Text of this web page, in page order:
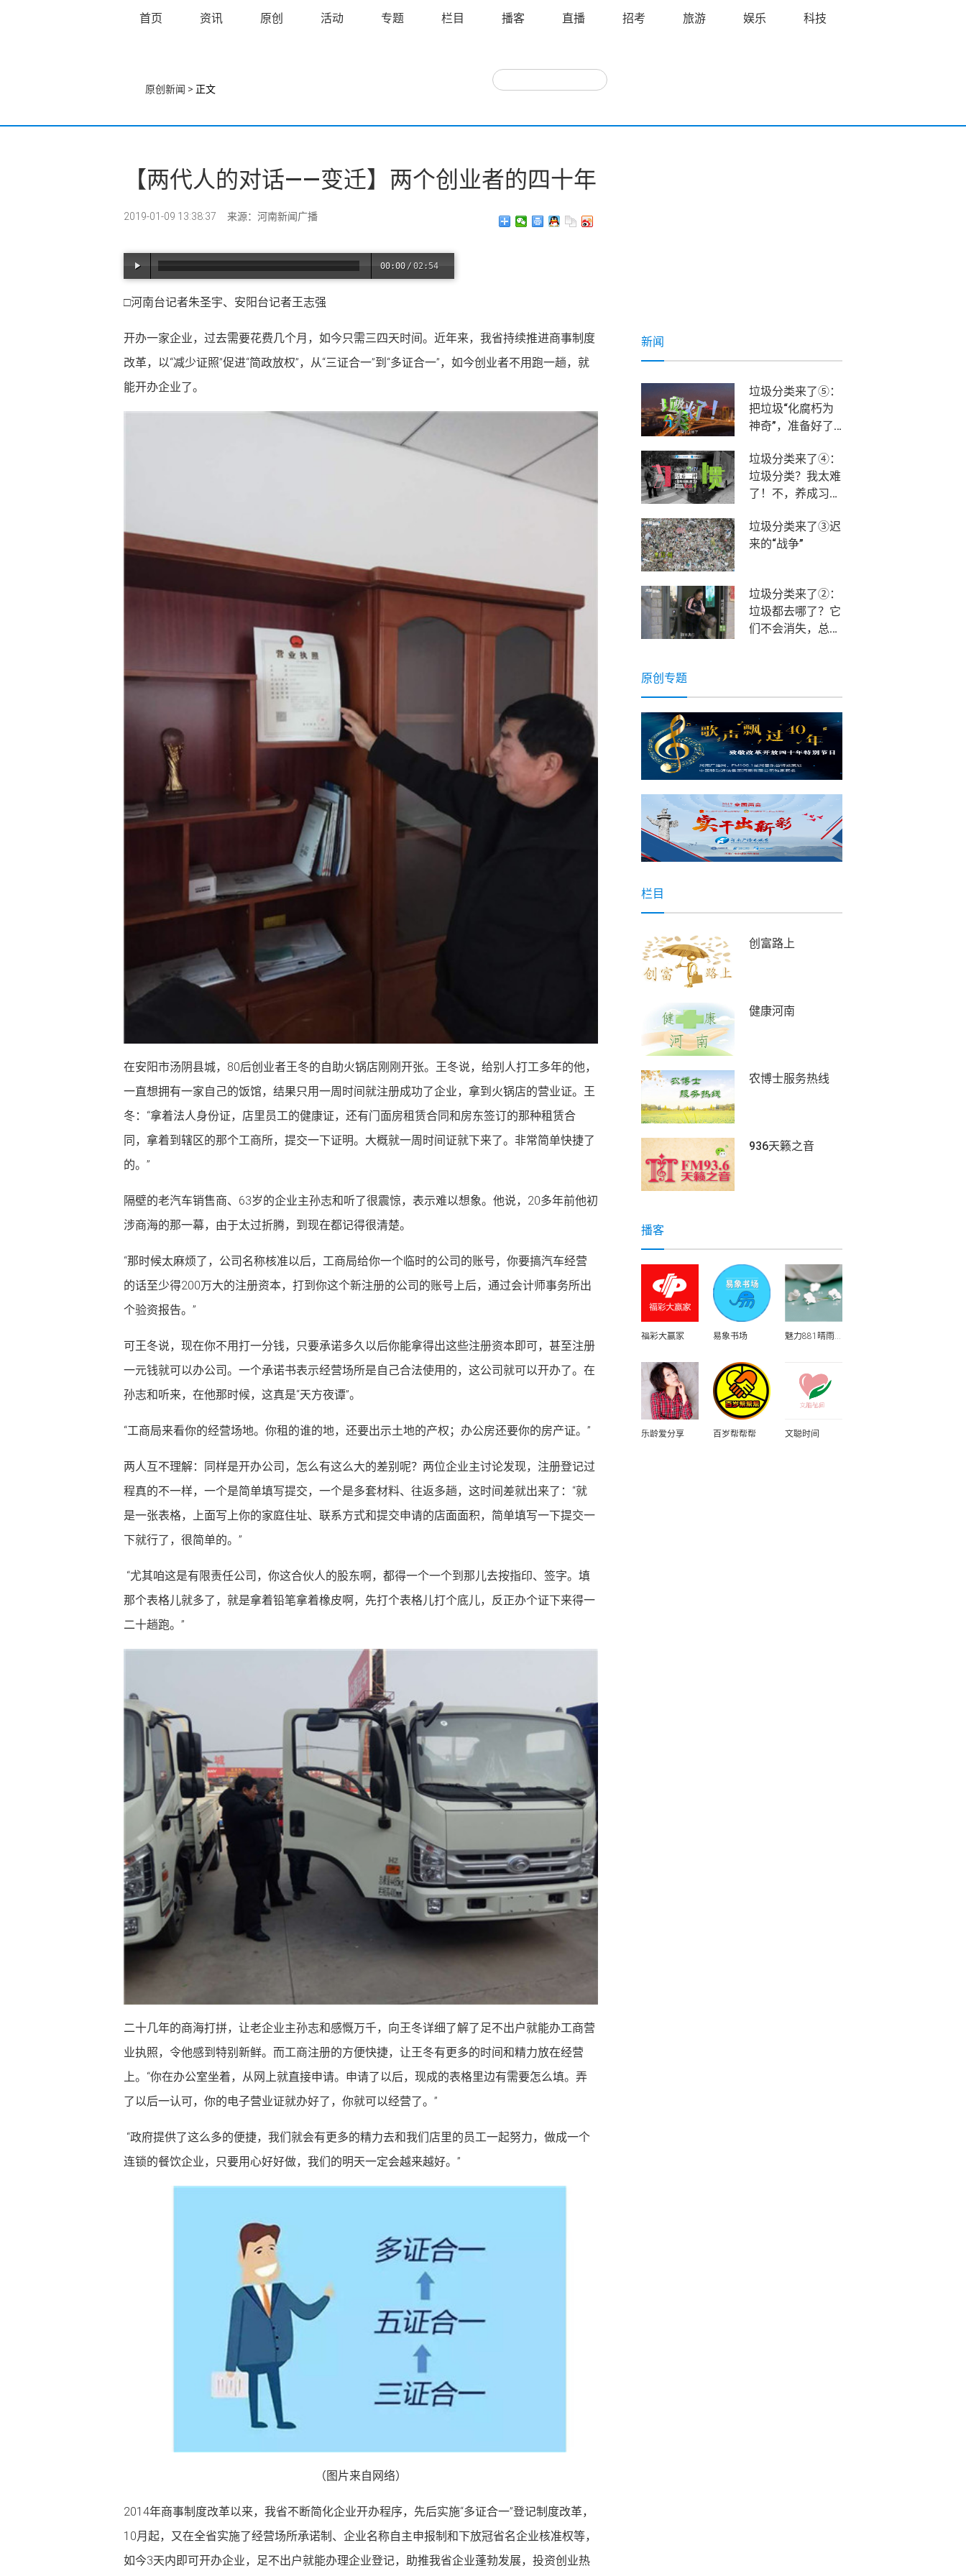
首页 资讯 原创 活动 专题 栏目 播客 直播 招考 旅游 娱乐 科技
原创新闻 > 正文
【两代人的对话——变迁】两个创业者的四十年
2019-01-09 13:38:37 来源：河南新闻广播
00:00 /02:54
□河南台记者朱圣宇、安阳台记者王志强
开办一家企业，过去需要花费几个月，如今只需三四天时间。近年来，我省持续推进商事制度
改革，以“减少证照”促进“简政放权”，从“三证合一”到“多证合一”，如今创业者不用跑一趟，就
能开办企业了。
在安阳市汤阴县城，80后创业者王冬的自助火锅店刚刚开张。王冬说，给别人打工多年的他，
一直想拥有一家自己的饭馆，结果只用一周时间就注册成功了企业，拿到火锅店的营业证。王
冬：“拿着法人身份证，店里员工的健康证，还有门面房租赁合同和房东签订的那种租赁合
同，拿着到辖区的那个工商所，提交一下证明。大概就一周时间证就下来了。非常简单快捷了
的。”
隔壁的老汽车销售商、63岁的企业主孙志和听了很震惊，表示难以想象。他说，20多年前他初
涉商海的那一幕，由于太过折腾，到现在都记得很清楚。
“那时候太麻烦了，公司名称核准以后，工商局给你一个临时的公司的账号，你要搞汽车经营
的话至少得200万大的注册资本，打到你这个新注册的公司的账号上后，通过会计师事务所出
个验资报告。”
可王冬说，现在你不用打一分钱，只要承诺多久以后你能拿得出这些注册资本即可，甚至注册
一元钱就可以办公司。一个承诺书表示经营场所是自己合法使用的，这公司就可以开办了。在
孙志和听来，在他那时候，这真是“天方夜谭”。
“工商局来看你的经营场地。你租的谁的地，还要出示土地的产权；办公房还要你的房产证。”
两人互不理解：同样是开办公司，怎么有这么大的差别呢？两位企业主讨论发现，注册登记过
程真的不一样，一个是简单填写提交，一个是多套材料、往返多趟，这时间差就出来了：“就
是一张表格，上面写上你的家庭住址、联系方式和提交申请的店面面积，简单填写一下提交一
下就行了，很简单的。”
“尤其咱这是有限责任公司，你这合伙人的股东啊，都得一个一个到那儿去按指印、签字。填
那个表格儿就多了，就是拿着铅笔拿着橡皮啊，先打个表格儿打个底儿，反正办个证下来得一
二十趟跑。”
二十几年的商海打拼，让老企业主孙志和感慨万千，向王冬详细了解了足不出户就能办工商营
业执照，令他感到特别新鲜。而工商注册的方便快捷，让王冬有更多的时间和精力放在经营
上。“你在办公室坐着，从网上就直接申请。申请了以后，现成的表格里边有需要怎么填。弄
了以后一认可，你的电子营业证就办好了，你就可以经营了。”
“政府提供了这么多的便捷，我们就会有更多的精力去和我们店里的员工一起努力，做成一个
连锁的餐饮企业，只要用心好好做，我们的明天一定会越来越好。”
（图片来自网络）
2014年商事制度改革以来，我省不断简化企业开办程序，先后实施“多证合一”登记制度改革，
10月起，又在全省实施了经营场所承诺制、企业名称自主申报制和下放冠省名企业核准权等，
如今3天内即可开办企业，足不出户就能办理企业登记，助推我省企业蓬勃发展，投资创业热
新闻
垃圾分类来了⑤：
把垃圾“化腐朽为
神奇”，准备好了
了！
垃圾分类来了④：
垃圾分类？我太难
了！不，养成习惯
垃圾分类来了③迟
来的“战争”
垃圾分类来了②：
垃圾都去哪了？它
们不会消失，总有
原创专题
栏目
创富路上
健康河南
农博士服务热线
936天籁之音
播客
福彩大赢家 易象书场 魅力881晴雨表
乐龄爱分享 百岁帮帮帮 文聪时间